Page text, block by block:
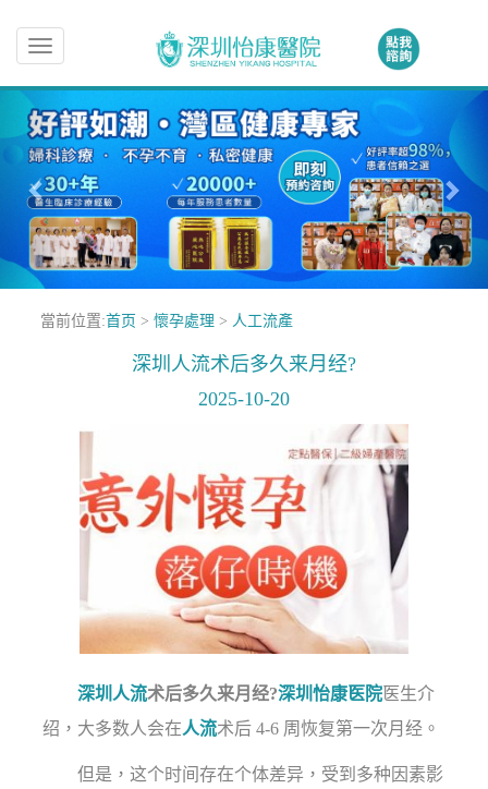
Toggle
navigation
當前位置:首页 > 懷孕處理 > 人工流產
深圳人流术后多久来月经?
2025-10-20
深圳人流术后多久来月经?深圳怡康医院医生介
绍，大多数人会在人流术后 4-6 周恢复第一次月经。
但是，这个时间存在个体差异，受到多种因素影